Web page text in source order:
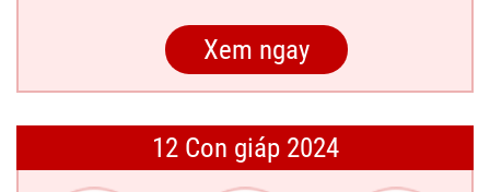
12 Con giáp 2024